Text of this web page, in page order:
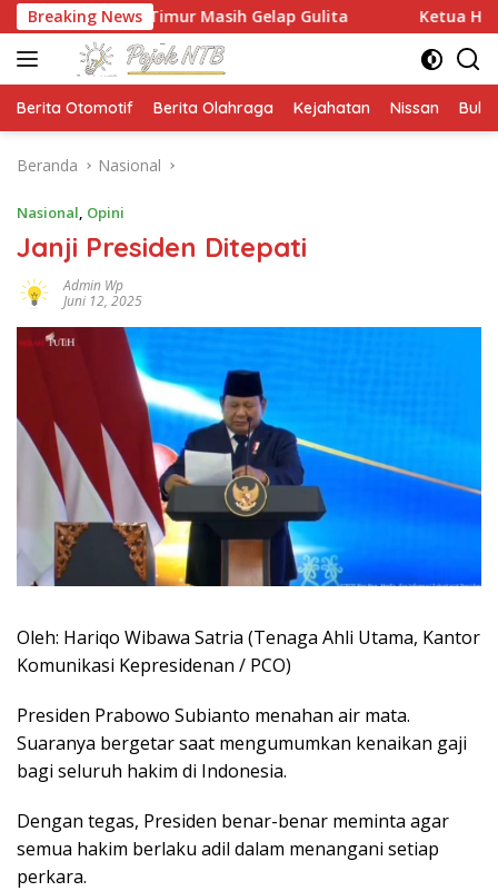
Langsung
ke
konten
Breaking News
Masih Gelap Gulita Ketua HMPS Magister PKO
Berita Otomotif Berita Olahraga Kejahatan Nissan
Beranda Nasional
Nasional, Opini
Janji Presiden Ditepati
Admin Wp
Juni 12, 2025
Oleh: Hariqo Wibawa Satria (Tenaga Ahli Utama, Kantor
Komunikasi Kepresidenan / PCO)
Presiden Prabowo Subianto menahan air mata.
Suaranya bergetar saat mengumumkan kenaikan gaji
bagi seluruh hakim di Indonesia.
Dengan tegas, Presiden benar-benar meminta agar
semua hakim berlaku adil dalam menangani setiap
perkara.